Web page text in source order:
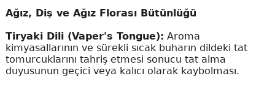
Ağız, Diş ve Ağız Florası Bütünlüğü
Tiryaki Dili (Vaper's Tongue): Aroma
kimyasallarının ve sürekli sıcak buharın dildeki tat
tomurcuklarını tahriş etmesi sonucu tat alma
duyusunun geçici veya kalıcı olarak kaybolması.